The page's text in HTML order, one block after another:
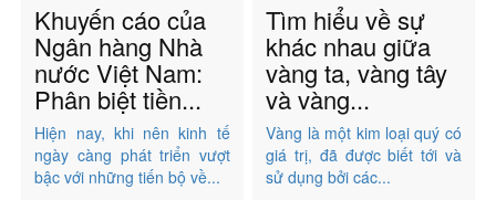
Khuyến cáo của
Ngân hàng Nhà
nước Việt Nam:
Phân biệt tiền...
Hiện nay, khi nên kinh tế
ngày càng phát triển vượt
bậc với những tiến bộ về...
Tìm hiểu về sự
khác nhau giữa
vàng ta, vàng tây
và vàng...
Vàng là một kim loại quý có
giá trị, đã được biết tới và
sử dụng bởi các...